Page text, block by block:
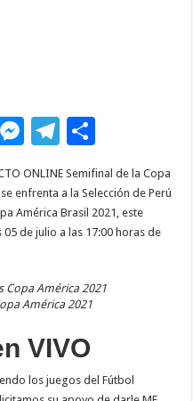
M
se
n
g
T
e
gr
a
o
m
p
ar
r
ONLINE Semifinal de la Copa
enfrenta a la Selección de Perú
América Brasil 2021, este
de julio a las 17:00 horas de
América 2021
VIVO
los juegos del Fútbol